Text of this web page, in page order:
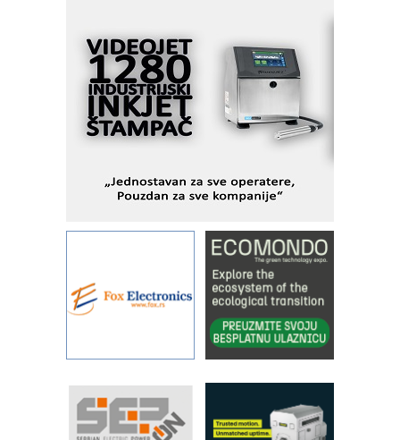
I.SAFE MOBILE revolucioniše
industrijsku automatizaciju
pionirskimmobile operator PANEL-OM
Fleksibilno stezanje i brzo
podešavanje u proizvodnji prototipova
KIP KOP – napredna rešenja za
objekte
Alba d.o.o. – 35 godina preciznosti u
IBeRTIM - oprema za ispitivanje
kontrole kvaliteta
STAUFF – Komponente koje
povećavaju pouzdanost hidrauličkih
pouzdanost u transferu fluida
Filtration Group Industrial – Napredna
rešenja za filtraciju u hidrauličkim i